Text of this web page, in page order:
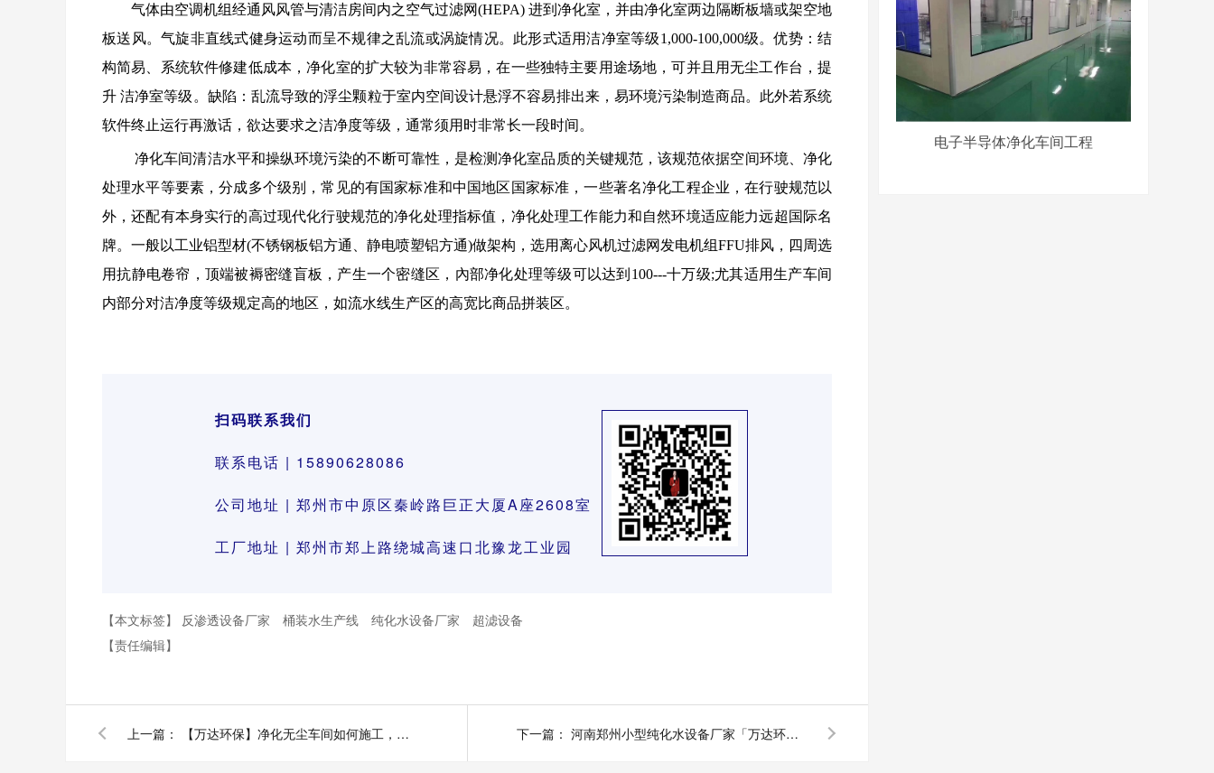
气体由空调机组经通风风管与清洁房间内之空气过滤网(HEPA) 进到净化室，并由净化室两边隔断板墙或架空地
板送风。气旋非直线式健身运动而呈不规律之乱流或涡旋情况。此形式适用洁净室等级1,000-100,000级。优势：结
构简易、系统软件修建低成本，净化室的扩大较为非常容易，在一些独特主要用途场地，可并且用无尘工作台，提
升 洁净室等级。缺陷：乱流导致的浮尘颗粒于室内空间设计悬浮不容易排出来，易环境污染制造商品。此外若系统
软件终止运行再激话，欲达要求之洁净度等级，通常须用时非常长一段时间。
净化车间清洁水平和操纵环境污染的不断可靠性，是检测净化室品质的关键规范，该规范依据空间环境、净化
处理水平等要素，分成多个级别，常见的有国家标准和中国地区国家标准，一些著名净化工程企业，在行驶规范以
外，还配有本身实行的高过现代化行驶规范的净化处理指标值，净化处理工作能力和自然环境适应能力远超国际名
牌。一般以工业铝型材(不锈钢板铝方通、静电喷塑铝方通)做架构，选用离心风机过滤网发电机组FFU排风，四周选
用抗静电卷帘，顶端被褥密缝盲板，产生一个密缝区，內部净化处理等级可以达到100---十万级;尤其适用生产车间
内部分对洁净度等级规定高的地区，如流水线生产区的高宽比商品拼装区。
扫码联系我们
联系电话 | 15890628086
公司地址 | 郑州市中原区秦岭路巨正大厦A座2608室
工厂地址 | 郑州市郑上路绕城高速口北豫龙工业园
【本文标签】 反渗透设备厂家 桶装水生产线 纯化水设备厂家
超滤设备
【责任编辑】
上一篇： 【万达环保】净化无尘车间如何施工，净化无尘车间施工的几个大要点 下一篇： 河南郑州小型纯化水设备厂家「万达环保」-河南万达环保工程有限公司
电子半导体净化车间工程